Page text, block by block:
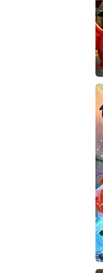
Giana